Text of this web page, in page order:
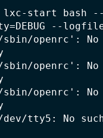
lxc-start bash
--
openrc':
openrc':
openrc':
dev/tty5: No